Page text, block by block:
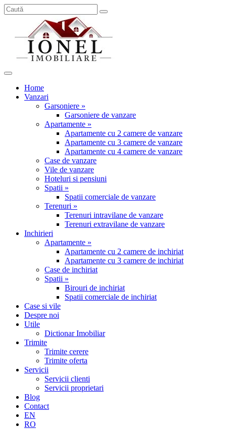
Home
Vanzari
Garsoniere »
Garsoniere de vanzare
Apartamente »
Apartamente cu 2 camere de vanzare
Apartamente cu 3 camere de vanzare
Apartamente cu 4 camere de vanzare
Case de vanzare
Vile de vanzare
Hoteluri si pensiuni
Spatii »
Spatii comerciale de vanzare
Terenuri »
Terenuri intravilane de vanzare
Terenuri extravilane de vanzare
Inchirieri
Apartamente »
Apartamente cu 2 camere de inchiriat
Apartamente cu 3 camere de inchiriat
Case de inchiriat
Spatii »
Birouri de inchiriat
Spatii comerciale de inchiriat
Case si vile
Despre noi
Utile
Dictionar Imobiliar
Trimite
Trimite cerere
Trimite oferta
Servicii
Servicii clienti
Servicii proprietari
Blog
Contact
EN
RO